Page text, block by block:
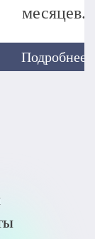
Подробнее
месяцев.